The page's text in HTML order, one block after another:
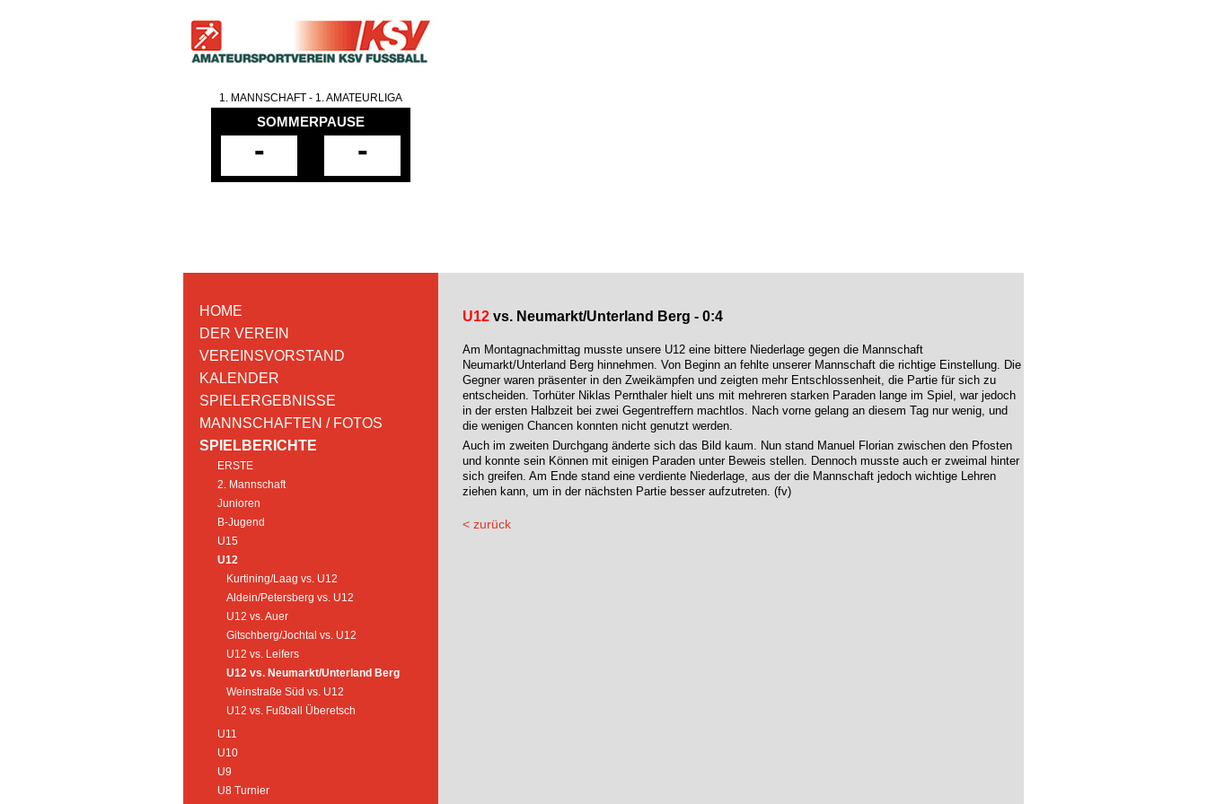
1. MANNSCHAFT - 1. AMATEURLIGA
SOMMERPAUSE
- -
HOME
DER VEREIN
VEREINSVORSTAND
KALENDER
SPIELERGEBNISSE
MANNSCHAFTEN / FOTOS
SPIELBERICHTE
ERSTE
2. Mannschaft
Junioren
B-Jugend
U15
U12
Kurtining/Laag vs. U12
Aldein/Petersberg vs. U12
U12 vs. Auer
Gitschberg/Jochtal vs. U12
U12 vs. Leifers
U12 vs. Neumarkt/Unterland Berg
Weinstraße Süd vs. U12
U12 vs. Fußball Überetsch
U11
U10
U9
U8 Turnier
U12 vs. Neumarkt/Unterland Berg - 0:4
Am Montagnachmittag musste unsere U12 eine bittere Niederlage gegen die Mannschaft
Neumarkt/Unterland Berg hinnehmen. Von Beginn an fehlte unserer Mannschaft die richtige Einstellung. Die
Gegner waren präsenter in den Zweikämpfen und zeigten mehr Entschlossenheit, die Partie für sich zu
entscheiden. Torhüter Niklas Pernthaler hielt uns mit mehreren starken Paraden lange im Spiel, war jedoch
in der ersten Halbzeit bei zwei Gegentreffern machtlos. Nach vorne gelang an diesem Tag nur wenig, und
die wenigen Chancen konnten nicht genutzt werden.
Auch im zweiten Durchgang änderte sich das Bild kaum. Nun stand Manuel Florian zwischen den Pfosten
und konnte sein Können mit einigen Paraden unter Beweis stellen. Dennoch musste auch er zweimal hinter
sich greifen. Am Ende stand eine verdiente Niederlage, aus der die Mannschaft jedoch wichtige Lehren
ziehen kann, um in der nächsten Partie besser aufzutreten. (fv)
< zurück